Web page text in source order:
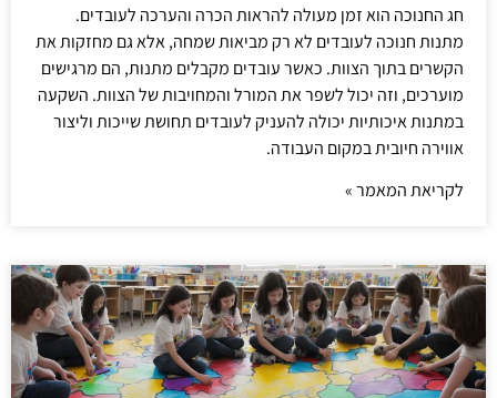
חג החנוכה הוא זמן מעולה להראות הכרה והערכה לעובדים.
מתנות חנוכה לעובדים לא רק מביאות שמחה, אלא גם מחזקות את
הקשרים בתוך הצוות. כאשר עובדים מקבלים מתנות, הם מרגישים
מוערכים, וזה יכול לשפר את המורל והמחויבות של הצוות. השקעה
במתנות איכותיות יכולה להעניק לעובדים תחושת שייכות וליצור
אווירה חיובית במקום העבודה.
לקריאת המאמר »